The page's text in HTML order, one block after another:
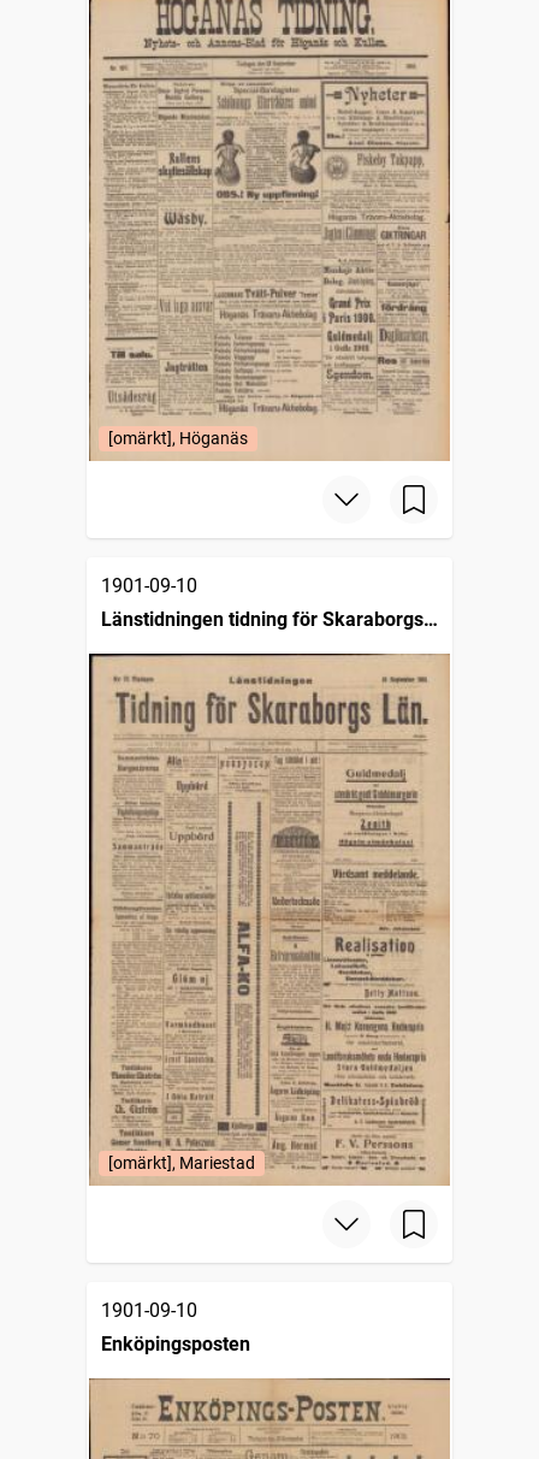
[omärkt], Höganäs
1901-09-10
Länstidningen tidning för Skaraborgs
län
[omärkt], Mariestad
1901-09-10
Enköpingsposten